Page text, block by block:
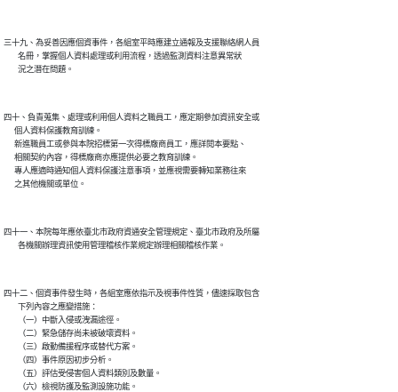
三十九、為妥善因應個資事件，各組室平時應建立通報及支援聯絡網人員
        名冊，掌握個人資料處理或利用流程，透過監測資料注意異常狀
四十、負責蒐集、處理或利用個人資料之職員工，應定期參加資訊安全或
      個人資料保護教育訓練。
      新進職員工或參與本院招標第一次得標廠商員工，應詳閱本要點、
      相關契約內容，得標廠商亦應提供必要之教育訓練。
      專人應適時通知個人資料保護注意事項，並應視需要轉知業務往來
四十一、本院每年應依臺北市政府資通安全管理規定、臺北市政府及所屬
四十二、個資事件發生時，各組室應依指示及視事件性質，儘速採取包含
        下列內容之應變措施：
        （一）中斷入侵或洩漏途徑。
        （二）緊急儲存尚未被破壞資料。
        （三）啟動備援程序或替代方案。
        （四）事件原因初步分析。
        （五）評估受侵害個人資料類別及數量。
        （六）檢視防護及監測設施功能。